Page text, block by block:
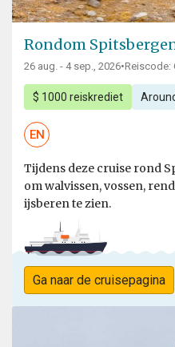
Rondom
26 aug. - 4 sep., 2026•Reiscode:
$ 1000 reiskrediet
EN
Tijdens deze cruise rond
om walvissen, vossen,
ijsberen te zien.
Ga naar de cruisepagina